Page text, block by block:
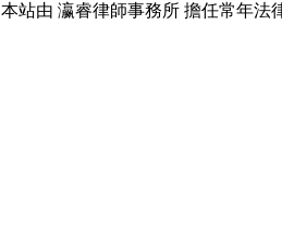
本站由 瀛睿律師事務所 擔任常年法